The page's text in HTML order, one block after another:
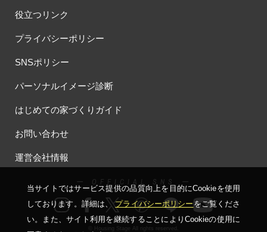
役立つリンク
プライバシーポリシー
SNSポリシー
パーソナルイメージ診断
はじめての家づくりガイド
お問い合わせ
運営会社情報
ー OFFICIAL SNS ー
© Housing Stage All rights reserved.
当サイトではサービス提供の品質向上を⽬的にCookieを使⽤
しております。詳細は、プライバシーポリシーをご覧くださ
い。
また、サイト利⽤を継続することによりCookieの使⽤に